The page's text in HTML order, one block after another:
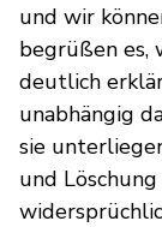
und wir
begrüßen es,
deutlich
unabhängig
sie
und